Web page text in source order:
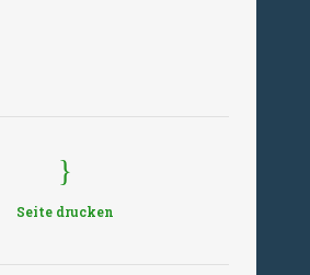
Seite drucken